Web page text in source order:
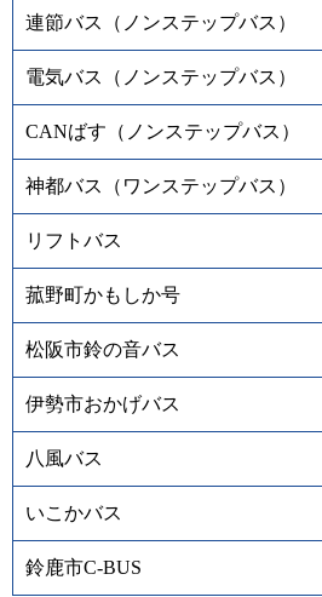
連節バス（ノンステップバス）
電気バス（ノンステップバス）
CANばす（ノンステップバス）
神都バス（ワンステップバス）
リフトバス
菰野町かもしか号
松阪市鈴の音バス
伊勢市おかげバス
八風バス
いこかバス
鈴鹿市C-BUS